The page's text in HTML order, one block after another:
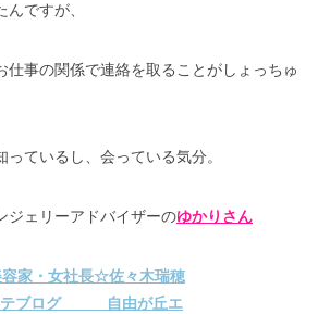
ですが、
仕事の関係で連絡を取ることがしょっちゅ
ているし、会っている気分。
ジェリーアドバイザーのゆかりさん